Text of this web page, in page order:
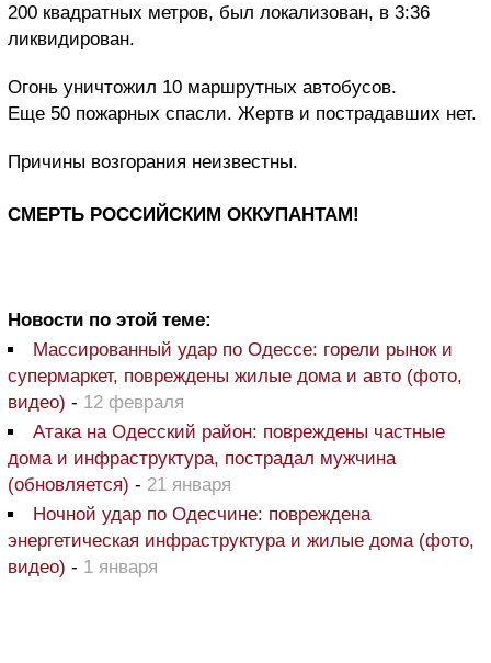
200 квадратных метров, был локализован, в 3:36
ликвидирован.
Огонь уничтожил 10 маршрутных автобусов.
Еще 50 пожарных спасли. Жертв и пострадавших нет.
Причины возгорания неизвестны.
СМЕРТЬ РОССИЙСКИМ ОККУПАНТАМ!
Новости по этой теме:
Массированный удар по Одессе: горели рынок и
супермаркет, повреждены жилые дома и авто (фото,
видео) - 12 февраля
Атака на Одесский район: повреждены частные
дома и инфраструктура, пострадал мужчина
(обновляется) - 21 января
Ночной удар по Одесчине: повреждена
энергетическая инфраструктура и жилые дома (фото,
видео) - 1 января